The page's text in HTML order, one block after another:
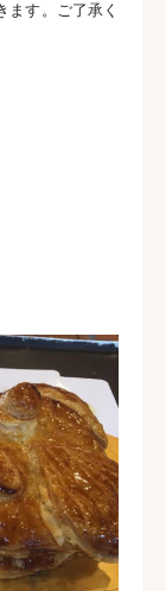
ます。ご了承く